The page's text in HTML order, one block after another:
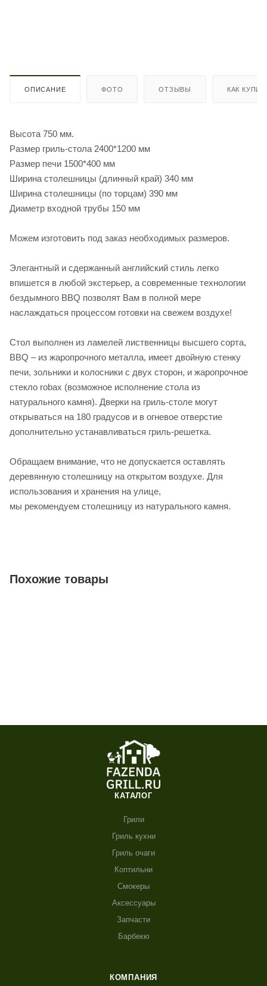
ОПИСАНИЕ ФОТО ОТЗЫВЫ КАК
Высота 750 мм.
Размер гриль-стола 2400*1200 мм
Размер печи 1500*400 мм
Ширина столешницы (длинный край) 340 мм
Ширина столешницы (по торцам) 390 мм
Диаметр входной трубы 150 мм
Можем изготовить под заказ необходимых размеров.
Элегантный и сдержанный английский стиль легко
впишется в любой экстерьер, а современные технологии
бездымного BBQ позволят Вам в полной мере
наслаждаться процессом готовки на свежем воздухе!
Стол выполнен из ламелей лиственницы высшего сорта,
BBQ – из жаропрочного металла, имеет двойную стенку
печи, зольники и колосники с двух сторон, и жаропрочное
стекло robax (возможное исполнение стола из
натурального камня). Дверки на гриль-столе могут
открываться на 180 градусов и в огневое отверстие
дополнительно устанавливаться гриль-решетка.
Обращаем внимание, что не допускается оставлять
деревянную столешницу на открытом воздухе. Для
использования и хранения на улице,
мы рекомендуем столешницу из натурального камня.
Похожие товары
КАТАЛОГ
Грили
Гриль кухни
Гриль очаги
Коптильни
Смокеры
Аксессуары
Запчасти
Барбекю
КОМПАНИЯ